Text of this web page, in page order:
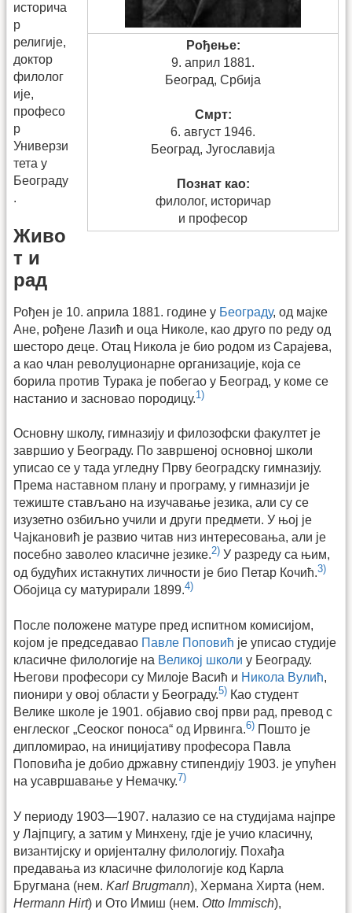
Рођење:
9. април 1881.
Београд, Србија
Смрт:
6. август 1946.
Београд, Југославија
Познат као:
филолог, историчар
и професор
историча
р
религије,
доктор
филолог
ије,
професо
р
Универзи
тета у
Београду
.
Живо
т и
рад
Рођен је 10. априла 1881. године у Београду, од мајке
Ане, рођене Лазић и оца Николе, као друго по реду од
шесторо деце. Отац Никола је био родом из Сарајева,
а као члан револуционарне организације, која се
борила против Турака је побегао у Београд, у коме се
настанио и засновао породицу.1)
Основну школу, гимназију и филозофски факултет је
завршио у Београду. По завршеној основној школи
уписао се у тада угледну Прву београдску гимназију.
Према наставном плану и програму, у гимназији је
тежиште стављано на изучавање језика, али су се
изузетно озбиљно учили и други предмети. У њој је
Чајкановић је развио читав низ интересовања, али је
посебно заволео класичне језике.2) У разреду са њим,
од будућих истакнутих личности је био Петар Кочић.3)
Обојица су матурирали 1899.4)
После положене матуре пред испитном комисијом,
којом је председавао Павле Поповић је уписао студије
класичне филологије на Великој школи у Београду.
Његови професори су Милоје Васић и Никола Вулић,
пионири у овој области у Београду.5) Као студент
Велике школе је 1901. објавио свој први рад, превод с
енглеског „Сеоског поноса“ од Ирвинга.6) Пошто је
дипломирао, на иницијативу професора Павла
Поповића је добио државну стипендију 1903. је упућен
на усавршавање у Немачку.7)
У периоду 1903—1907. налазио се на студијама најпре
у Лајпцигу, а затим у Минхену, гдје је учио класичну,
византијску и оријенталну филологију. Похађа
предавања из класичне филологије код Карла
Бругмана (нем. Karl Brugmann), Хермана Хирта (нем.
Hermann Hirt) и Ото Имиш (нем. Otto Immisch),